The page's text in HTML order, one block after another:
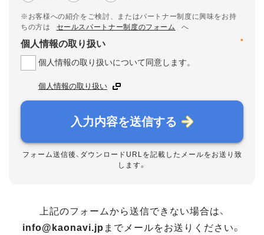
※お客様への紹介をご検討、またはパートナー制度に興味をお持
ちの方は
セールスパートナー制度のフォーム
へ
*
個人情報の取り扱い
個人情報の取り扱いについて同意します。
個人情報の取り扱い
入力内容を送信する
フォーム送信後、ダウンロードURLを記載したメールをお送り致
します。
上記のフォームから送信できない場合は、
info@kaonavi.jp までメールをお送りください。